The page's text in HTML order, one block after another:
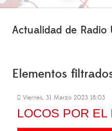
Actualidad de Radio
Elementos
Viernes, 31 Marzo 2023 18:03
LOCOS POR